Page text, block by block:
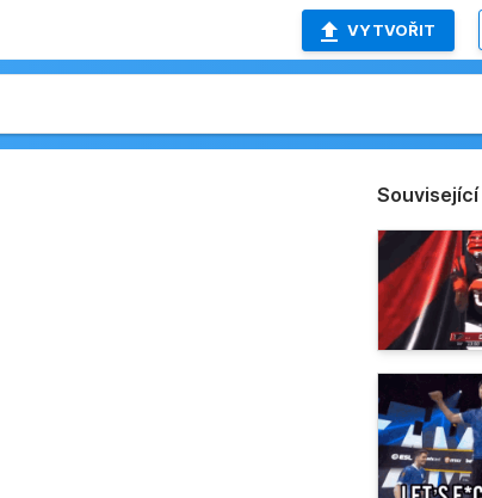
VYTVOŘIT
Související